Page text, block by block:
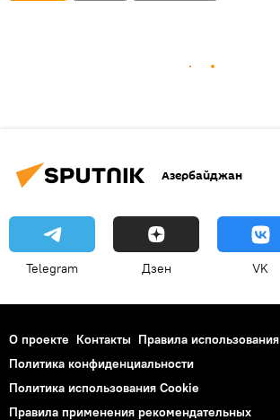
Азербайджан
Telegram Дзен VK
О проекте Контакты Правила использования
Политика конфиденциальности
Политика использования Cookie
Правила применения рекомендательных